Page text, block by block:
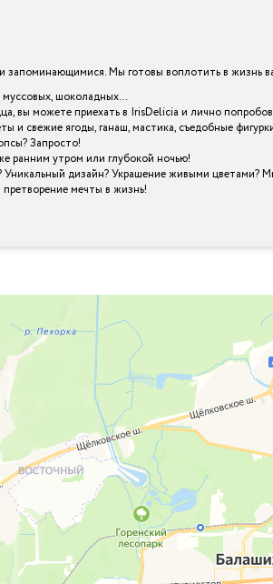
Мы готовы воплотить в жизнь
муссовых, шоколадных…
вы можете приехать в IrisDelicia и лично
и свежие ягоды, ганаш, мастика, съедобные
Запросто!
ранним утром или глубокой ночью!
дизайн? Украшение живыми цветами?
мечты в жизнь!